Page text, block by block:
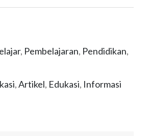
, Pembelajaran, Pendidikan,
,Artikel, Edukasi, Informasi